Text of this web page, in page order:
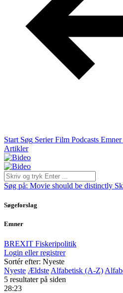
Start Søg Serier Film Podcasts Emner
Artikler
Søg på: Movie should be distinctly
Søgeforslag
Emner
BREXIT Fiskeripolitik
Login eller registrer
Sortér efter: Nyeste
Nyeste Ældste Alfabetisk (A-Z)
5 resultater på siden
28:23